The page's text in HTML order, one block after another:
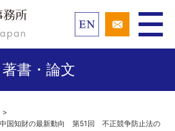
著書・論文
知財の最新動向 第51回 不正競争防止法の